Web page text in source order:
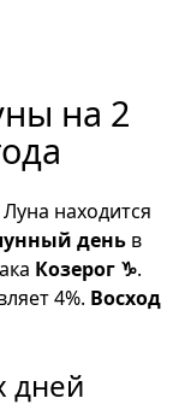
на 2
Луна находится
день в
Козерог ♑.
4%. Восход
дней